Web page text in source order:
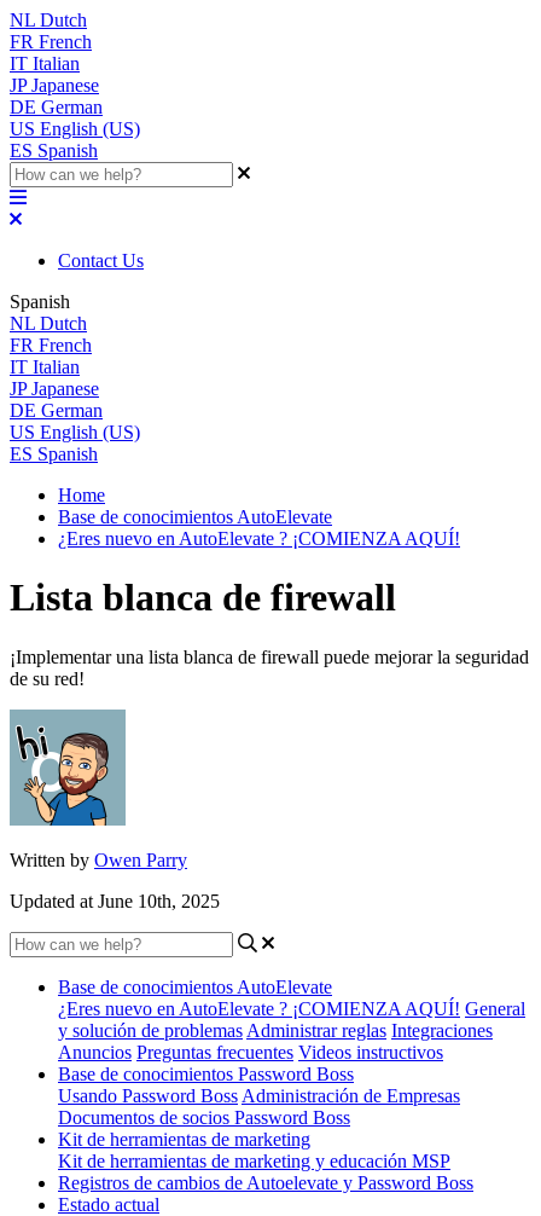
NL Dutch
FR French
IT Italian
JP Japanese
DE German
US English (US)
ES Spanish
Contact Us
Spanish
NL Dutch
FR French
IT Italian
JP Japanese
DE German
US English (US)
ES Spanish
Home
Base de conocimientos AutoElevate
¿Eres nuevo en AutoElevate ? ¡COMIENZA AQUÍ!
Lista blanca de firewall
¡Implementar una lista blanca de firewall puede mejorar la seguridad
de su red!
Written by Owen Parry
Updated at June 10th, 2025
Base de conocimientos AutoElevate
¿Eres nuevo en AutoElevate ? ¡COMIENZA AQUÍ! General
y solución de problemas Administrar reglas Integraciones
Anuncios Preguntas frecuentes Videos instructivos
Base de conocimientos Password Boss
Usando Password Boss Administración de Empresas
Documentos de socios Password Boss
Kit de herramientas de marketing
Kit de herramientas de marketing y educación MSP
Registros de cambios de Autoelevate y Password Boss
Estado actual